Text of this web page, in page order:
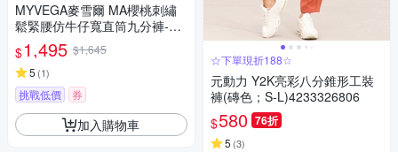
MYVEGA麥雪爾 MA櫻桃刺繡
鬆緊腰仿牛仔寬直筒九分褲-深
藍
$1,495 $1,645
5 (1)
挑戰低價 券
加入購物車
☆下單現折188☆
元動力 Y2K亮彩八分錐形工裝
褲(磚色；S-L)4233326806
$580 76折
5 (3)